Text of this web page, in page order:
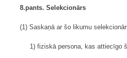
8.pants. Selekcionārs
(1) Saskaņā ar šo likumu
1) fiziskā persona, kas attiecīgo